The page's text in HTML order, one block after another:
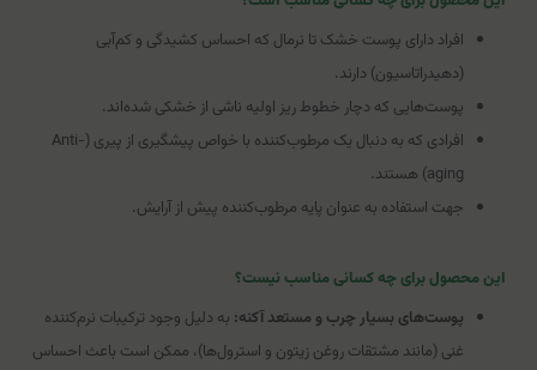
افراد دارای پوست خشک تا نرمال که احساس کشیدگی و کم‌آبی
(دهیدراتاسیون) دارند.
پوست‌هایی که دچار خطوط ریز اولیه ناشی از خشکی شده‌اند.
افرادی که به دنبال یک مرطوب‌کننده با خواص پیشگیری از پیری (Anti-
aging) هستند.
جهت استفاده به عنوان پایه مرطوب‌کننده پیش از آرایش.
این محصول برای چه کسانی مناسب نیست؟
پوست‌های بسیار چرب و مستعد آکنه: به دلیل وجود ترکیبات نرم‌کننده
غنی (مانند مشتقات روغن زیتون و استرول‌ها)، ممکن است باعث احساس